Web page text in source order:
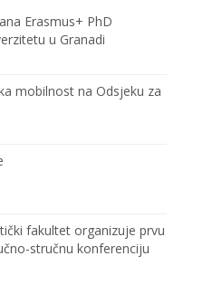
e
e
Erasmus+ PhD
u Granadi
mobilnost na Odsjeku za
fakultet organizuje prvu
stručnu konferenciju